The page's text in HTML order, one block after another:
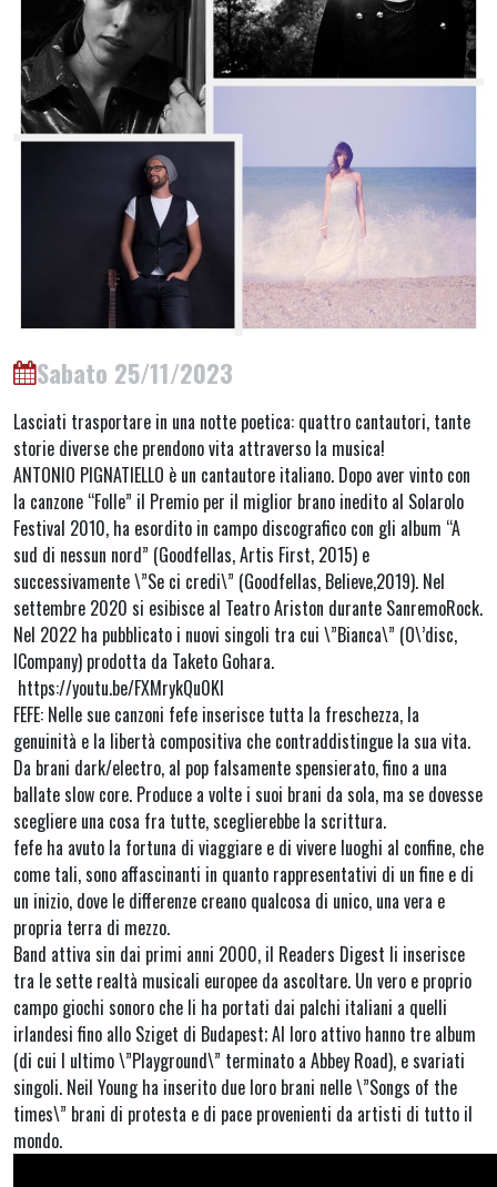
Sabato 25/11/2023
Lasciati trasportare in una notte poetica: quattro cantautori, tante
storie diverse che prendono vita attraverso la musica!
ANTONIO PIGNATIELLO è un cantautore italiano. Dopo aver vinto con
la canzone “Folle” il Premio per il miglior brano inedito al Solarolo
Festival 2010, ha esordito in campo discografico con gli album “A
sud di nessun nord” (Goodfellas, Artis First, 2015) e
successivamente \”Se ci credi\” (Goodfellas, Believe,2019). Nel
settembre 2020 si esibisce al Teatro Ariston durante SanremoRock.
Nel 2022 ha pubblicato i nuovi singoli tra cui \”Bianca\” (O\’disc,
ICompany) prodotta da Taketo Gohara.
https://youtu.be/FXMrykQu0KI
FEFE: Nelle sue canzoni fefe inserisce tutta la freschezza, la
genuinità e la libertà compositiva che contraddistingue la sua vita.
Da brani dark/electro, al pop falsamente spensierato, fino a una
ballate slow core. Produce a volte i suoi brani da sola, ma se dovesse
scegliere una cosa fra tutte, sceglierebbe la scrittura.
fefe ha avuto la fortuna di viaggiare e di vivere luoghi al confine, che
come tali, sono affascinanti in quanto rappresentativi di un fine e di
un inizio, dove le differenze creano qualcosa di unico, una vera e
propria terra di mezzo.
Band attiva sin dai primi anni 2000, il Readers Digest li inserisce
tra le sette realtà musicali europee da ascoltare. Un vero e proprio
campo giochi sonoro che li ha portati dai palchi italiani a quelli
irlandesi fino allo Sziget di Budapest; Al loro attivo hanno tre album
(di cui l ultimo \”Playground\” terminato a Abbey Road), e svariati
singoli. Neil Young ha inserito due loro brani nelle \”Songs of the
times\” brani di protesta e di pace provenienti da artisti di tutto il
mondo.